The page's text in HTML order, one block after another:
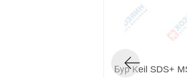
Бур Keil SDS+